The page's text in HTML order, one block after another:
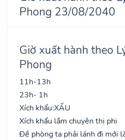
Phong 23/08/2040
Giờ xuất hành theo
Phong
11h-13h
23h- 1h
Xích khẩu:XẤU
Xích khẩu lắm chuyên thị phi
Đề phòng ta phải lánh đi mới